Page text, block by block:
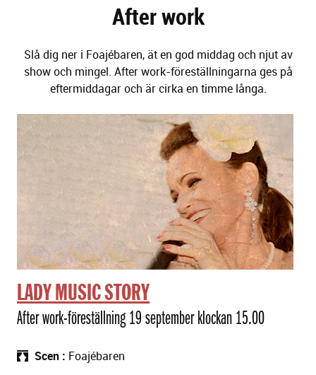
After work
Slå dig ner i Foajébaren, ät en god middag och njut av
show och mingel. After work-föreställningarna ges på
eftermiddagar och är cirka en timme långa.
LADY MUSIC STORY
After work-föreställning 19 september klockan 15.00
Scen Foajébaren